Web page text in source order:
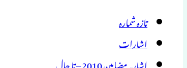
تازہ شمارہ
اشارات